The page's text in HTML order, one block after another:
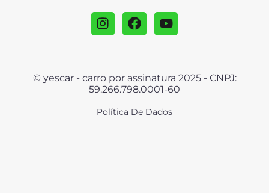
© yescar - carro por assinatura 2025 - CNPJ:
59.266.798.0001-60
Política De Dados